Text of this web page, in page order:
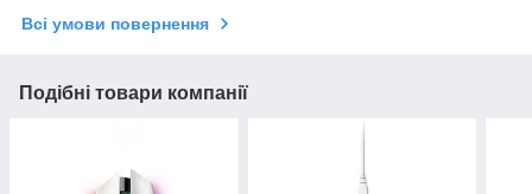
Всі умови повернення
Подібні товари компанії